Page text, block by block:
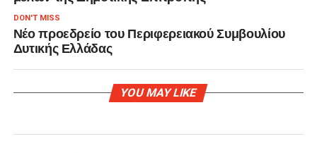
DON'T MISS
Νέο προεδρείο του Περιφερειακού Συμβουλίου
Δυτικής Ελλάδας
YOU MAY LIKE